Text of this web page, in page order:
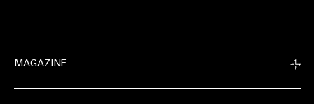
MAGAZINE